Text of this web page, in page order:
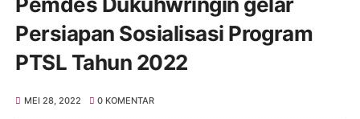
Persiapan Sosialisasi Program
PTSL Tahun 2022
MEI 28, 2022 0 KOMENTAR